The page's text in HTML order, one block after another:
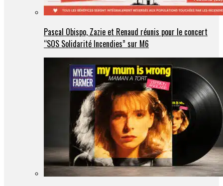
Pascal Obispo, Zazie et Renaud réunis pour le concert
“SOS Solidarité Incendies” sur M6